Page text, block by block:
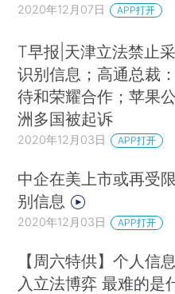
2020年12月07日 APP打开
T早报|天津立法禁止
识别信息；高通总裁
待和荣耀合作；苹果
洲多国被起诉
2020年12月03日 APP打开
中企在美上市或再受
别信息
2020年12月03日 APP打开
【周六特供】个人信
入立法博弈 最难的是